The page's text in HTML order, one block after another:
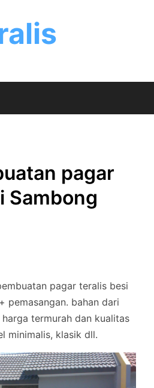
pagar
Sambong
pagar teralis besi
pemasangan. bahan dari
termurah dan kualitas
minimalis, klasik dll.